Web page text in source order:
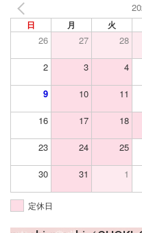
日 月 火
26 27 28
2 3 4
9 10 11
16 17 18
23 24 25
30 31 1
定休日